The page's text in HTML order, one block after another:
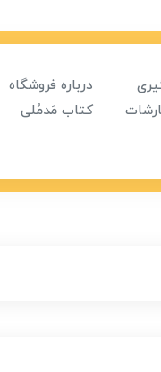
درباره فروشگاه
کتاب مَدمُلی